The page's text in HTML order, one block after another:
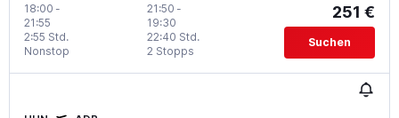
18:00 -
21:55
Nonstop
2:55 Std.
21:50 -
19:30
2 Stopps
22:40 Std.
251 €
Suchen